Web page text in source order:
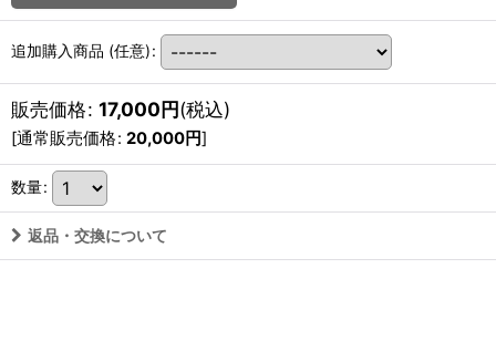
追加購入商品 (任意):
販売価格: 17,000円(税込)
[通常販売価格: 20,000円]
数量:
返品・交換について